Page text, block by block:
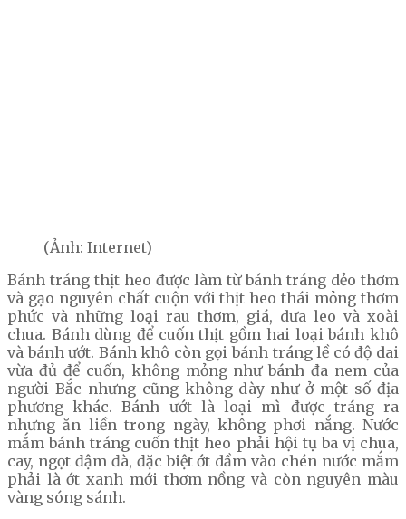
(Ảnh: Internet)
Bánh tráng thịt heo được làm từ bánh tráng dẻo thơm
và gạo nguyên chất cuộn với thịt heo thái mỏng thơm
phức và những loại rau thơm, giá, dưa leo và xoài
chua. Bánh dùng để cuốn thịt gồm hai loại bánh khô
và bánh ướt. Bánh khô còn gọi bánh tráng lề có độ dai
vừa đủ để cuốn, không mỏng như bánh đa nem của
người Bắc nhưng cũng không dày như ở một số địa
phương khác. Bánh ướt là loại mì được tráng ra
nhưng ăn liền trong ngày, không phơi nắng. Nước
mắm bánh tráng cuốn thịt heo phải hội tụ ba vị chua,
cay, ngọt đậm đà, đặc biệt ớt dầm vào chén nước mắm
phải là ớt xanh mới thơm nồng và còn nguyên màu
vàng sóng sánh.